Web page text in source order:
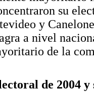
su
y
a nivel
de la
de 2004 y